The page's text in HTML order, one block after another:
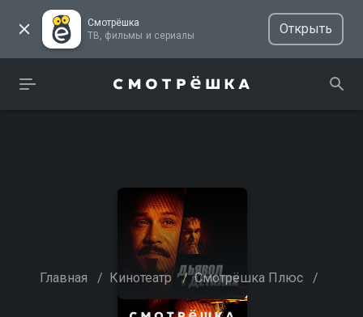
Смотрёшка
ТВ, фильмы и сериалы
Открыть
Главная / Кинотеатр / Смотрёшка Плюс /